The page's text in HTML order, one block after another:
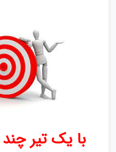
با یک تیر